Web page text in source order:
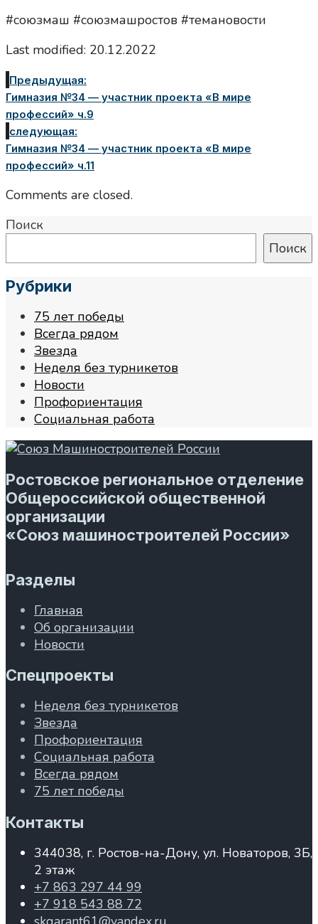
#союзмаш #союзмашростов #темановости
Last modified: 20.12.2022
Предыдущая:
Гимназия №34 — участник проекта «В мире
профессий» ч.9
следующая:
Гимназия №34 — участник проекта «В мире
профессий» ч.11
Comments are closed.
Поиск
Поиск
Рубрики
75 лет победы
Всегда рядом
Звезда
Неделя без турникетов
Новости
Профориентация
Социальная работа
Ростовское региональное отделение
Общероссийской общественной
организации
«Союз машиностроителей России»
Разделы
Главная
Об организации
Новости
Спецпроекты
Неделя без турникетов
Звезда
Профориентация
Социальная работа
Всегда рядом
75 лет победы
Контакты
344038, г. Ростов-на-Дону, ул. Новаторов, 3Б,
2 этаж
+7 863 297 44 99
+7 918 543 88 72